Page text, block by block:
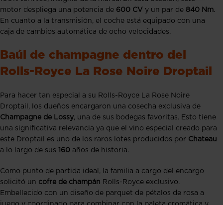
motor despliega una potencia de 600 CV y un par de 840 Nm.
En cuanto a la transmisión, el coche está equipado con una
caja de cambios automática de ocho velocidades.
Baúl de champagne dentro del
Rolls-Royce La Rose Noire Droptail
Para hacer tan especial a su Rolls-Royce La Rose Noire
Droptail, los dueños encargaron una cosecha exclusiva de
Champagne de Lossy, una de sus bodegas favoritas. Esto tiene
una significativa relevancia ya que el vino especial creado para
este Droptail es uno de los raros lotes producidos por Chateau
a lo largo de sus 160 años de historia.
Como punto de partida ideal, la familia a cargo del encargo
solicitó un cofre de champán Rolls-Royce exclusivo.
Embellecido con un diseño de parquet de pétalos de rosa a